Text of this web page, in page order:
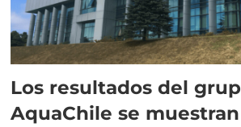
Los resultados del
AquaChile se